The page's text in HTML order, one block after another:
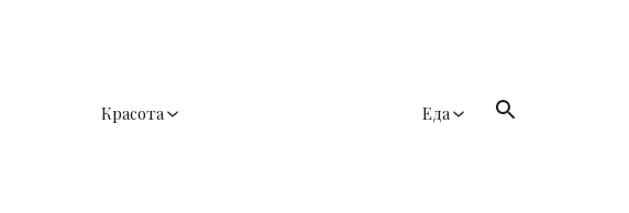
Красота Еда